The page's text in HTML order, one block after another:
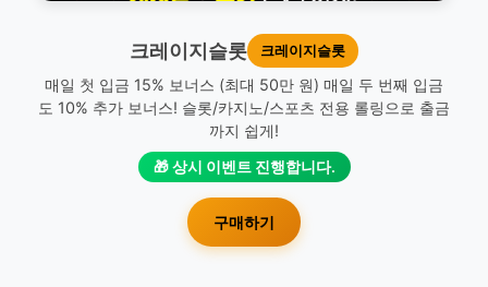
크레이지슬롯 크레이지슬롯
매일 첫 입금 15% 보너스 (최대 50만 원) 매일 두 번째 입금
도 10% 추가 보너스! 슬롯/카지노/스포츠 전용 롤링으로 출금
까지 쉽게!
🎁 상시 이벤트 진행합니다.
구매하기